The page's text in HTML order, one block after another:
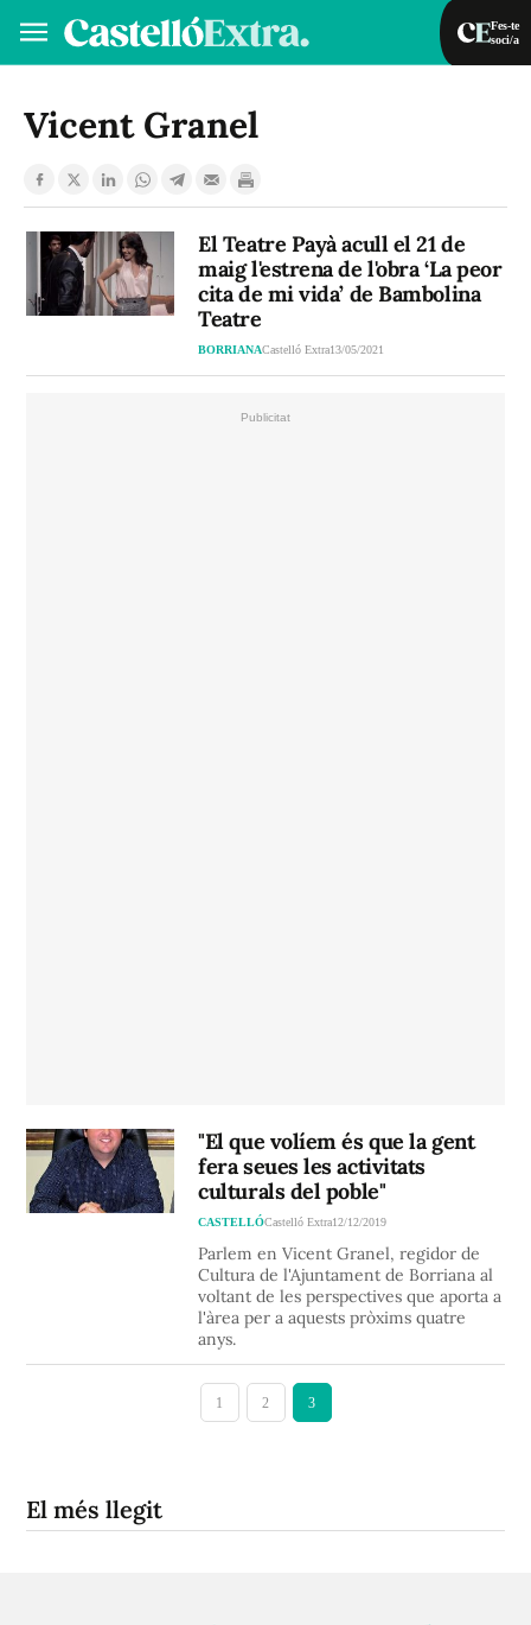
Fes-te
soci/a
VA
Vicent Granel
El Teatre Payà acull el 21 de
maig l'estrena de l'obra ‘La peor
cita de mi vida’ de Bambolina
Teatre
BORRIANACastelló Extra13/05/2021
"El que volíem és que la gent
fera seues les activitats
culturals del poble"
CASTELLÓCastelló Extra12/12/2019
Parlem en Vicent Granel, regidor de
Cultura de l'Ajuntament de Borriana al
voltant de les perspectives que aporta a
l'àrea per a aquests pròxims quatre
anys.
1 2 3
El més llegit